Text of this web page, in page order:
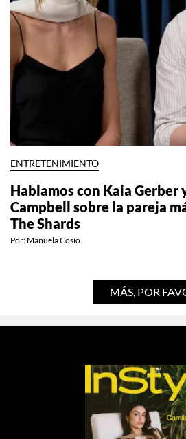
ENTRETENIMIENTO
Hablamos con Kaia Gerber
Campbell sobre la pareja
The Shards
Por: Manuela Cosío
MÁS, POR